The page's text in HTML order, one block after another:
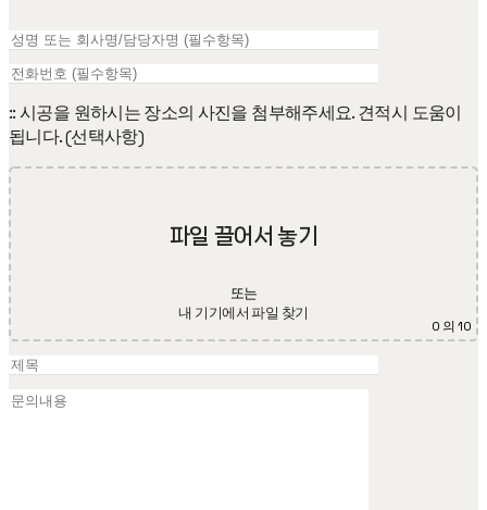
:: 시공을 원하시는 장소의 사진을 첨부해주세요. 견적시 도움이
됩니다. (선택사항)
파일 끌어서 놓기
또는
내 기기에서 파일 찾기
0 의 10